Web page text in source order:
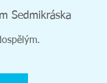
Sedmikráska